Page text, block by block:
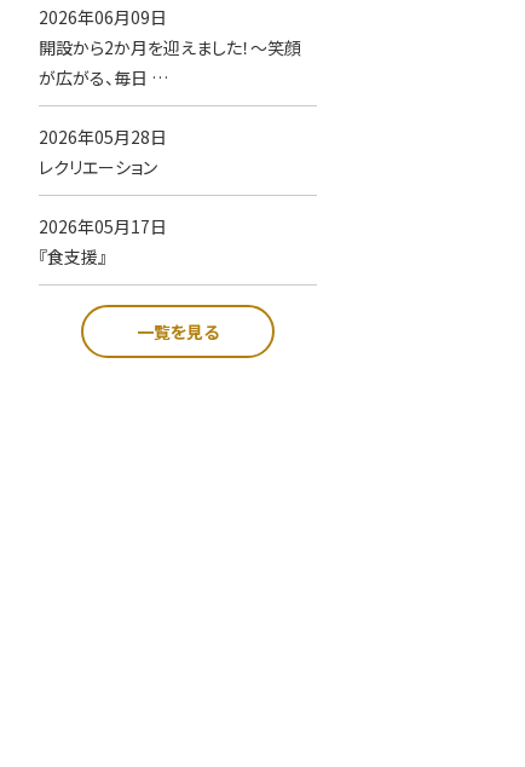
2026年06月09日
開設から2か月を迎えました！～笑顔
が広がる、毎日 …
2026年05月28日
レクリエーション
2026年05月17日
『食支援』
一覧を見る